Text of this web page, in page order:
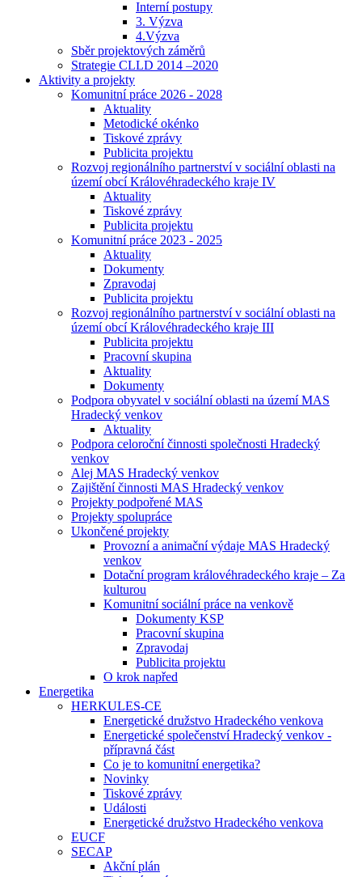
Interní postupy
3. Výzva
4.Výzva
Sběr projektových záměrů
Strategie CLLD 2014 –2020
Aktivity a projekty
Komunitní práce 2026 - 2028
Aktuality
Metodické okénko
Tiskové zprávy
Publicita projektu
Rozvoj regionálního partnerství v sociální oblasti na
území obcí Královéhradeckého kraje IV
Aktuality
Tiskové zprávy
Publicita projektu
Komunitní práce 2023 - 2025
Aktuality
Dokumenty
Zpravodaj
Publicita projektu
Rozvoj regionálního partnerství v sociální oblasti na
území obcí Královéhradeckého kraje III
Publicita projektu
Pracovní skupina
Aktuality
Dokumenty
Podpora obyvatel v sociální oblasti na území MAS
Hradecký venkov
Aktuality
Podpora celoroční činnosti společnosti Hradecký
venkov
Alej MAS Hradecký venkov
Zajištění činnosti MAS Hradecký venkov
Projekty podpořené MAS
Projekty spolupráce
Ukončené projekty
Provozní a animační výdaje MAS Hradecký
venkov
Dotační program královéhradeckého kraje – Za
kulturou
Komunitní sociální práce na venkově
Dokumenty KSP
Pracovní skupina
Zpravodaj
Publicita projektu
O krok napřed
Energetika
HERKULES-CE
Energetické družstvo Hradeckého venkova
Energetické společenství Hradecký venkov -
přípravná část
Co je to komunitní energetika?
Novinky
Tiskové zprávy
Události
Energetické družstvo Hradeckého venkova
EUCF
SECAP
Akční plán